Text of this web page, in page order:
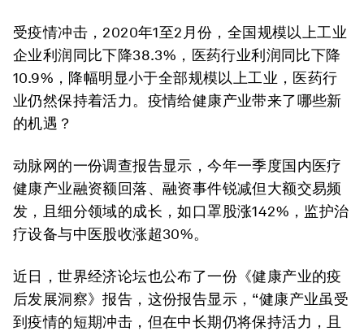
受疫情冲击，2020年1至2月份，全国规模以上工业
企业利润同比下降38.3%，医药行业利润同比下降
10.9%，降幅明显小于全部规模以上工业，医药行
业仍然保持着活力。疫情给健康产业带来了哪些新
的机遇？
动脉网的一份调查报告显示，今年一季度国内医疗
健康产业融资额回落、融资事件锐减但大额交易频
发，且细分领域的成长，如口罩股涨142%，监护治
疗设备与中医股收涨超30%。
近日，世界经济论坛也公布了一份《健康产业的疫
后发展洞察》报告，这份报告显示，“健康产业虽受
到疫情的短期冲击，但在中长期仍将保持活力，且